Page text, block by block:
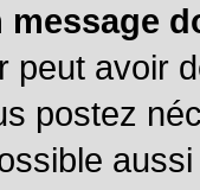
peut avoir
postez